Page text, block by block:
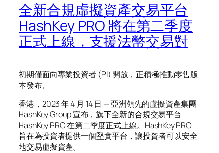
全新合規虛擬資產交易平台
HashKey PRO 將在第二季度
正式上線，支援法幣交易對
初期僅面向專業投資者 (PI) 開放，正積極推動零售版
本發布。
香港，2023 年 4 月 14 日 — 亞洲領先的虛擬資產集團
HashKey Group 宣布，旗下全新的合規交易平台
HashKey PRO 在第二季度正式上線。HashKey PRO
旨在為投資者提供一個堅實平台，讓投資者可以安全
地交易虛擬資產。